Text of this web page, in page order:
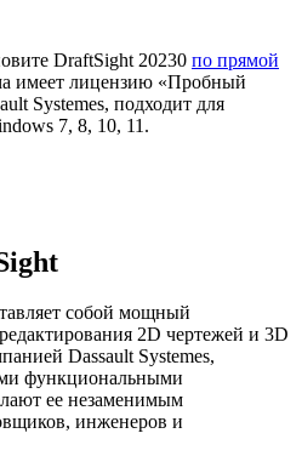
DraftSight 20230 по прямой
имеет лицензию «Пробный
Systemes, подходит для
7, 8, 10, 11.
собой мощный
2D чертежей и 3D
Dassault Systemes,
функциональными
ее незаменимым
инженеров и